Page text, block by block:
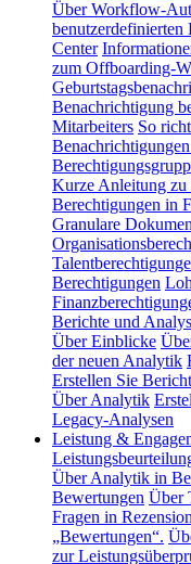
Über Workflow-
benutzerdefinierten
Center
zum Offboarding-
Benachrichtigung
Mitarbeiters So
Kurze Anleitung zu
Berechtigungen in
Granulare
Berechtigungen
Berichte und
Über Einblicke
der neuen Analytik
Erstellen Sie
Über Analytik
Legacy-Analysen
Leistung &
Über Analytik in
Bewertungen Über
Fragen in
„Bewertungen“.
zur